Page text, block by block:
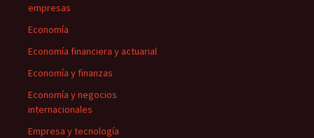
empresas
Economía
Economía financiera y actuarial
Economía y finanzas
Economía y negocios
internacionales
Empresa y tecnología